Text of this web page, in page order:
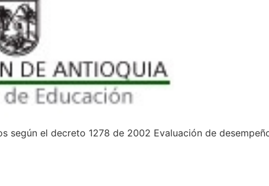
según el decreto 1278 de 2002 Evaluación de